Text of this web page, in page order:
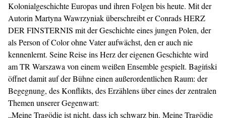
Kolonialgeschichte Europas und ihren Folgen bis heute. Mit der
Autorin Martyna Wawrzyniak überschreibt er Conrads HERZ
DER FINSTERNIS mit der Geschichte eines jungen Polen, der
als Person of Color ohne Vater aufwächst, den er auch nie
kennenlernt. Seine Reise ins Herz der eigenen Geschichte wird
am TR Warszawa von einem weißen Ensemble gespielt. Bagiński
öffnet damit auf der Bühne einen außerordentlichen Raum: der
Begegnung, des Konflikts, des Erzählens über eines der zentralen
Themen unserer Gegenwart:
„Meine Tragödie ist nicht, dass ich schwarz bin. Meine Tragödie